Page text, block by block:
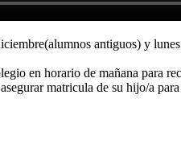
antiguos) y
en horario de mañana para
matricula de su hijo/a